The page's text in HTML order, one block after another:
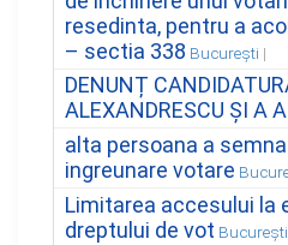
resedinta, pentru a
– sectia 338 București
DENUNȚ
ALEXANDRESCU ȘI A
alta persoana a
ingreunare votare
Limitarea accesului la
dreptului de vot București